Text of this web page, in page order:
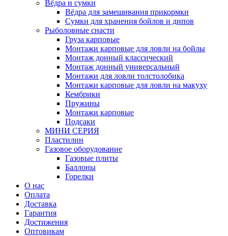
Вёдра и сумки
Вёдра для замешивания прикормки
Сумки для хранения бойлов и дипов
Рыболовные снасти
Груза карповые
Монтажи карповые для ловли на бойлы
Монтаж донный классический
Монтаж донный универсальный
Монтажи для ловли толстолобика
Монтажи карповые для ловли на макуху
Кембрики
Пружины
Монтажи карповые
Подсаки
МИНИ СЕРИЯ
Пластилин
Газовое оборудование
Газовые плиты
Баллоны
Горелки
О нас
Оплата
Доставка
Гарантия
Достижения
Оптовикам